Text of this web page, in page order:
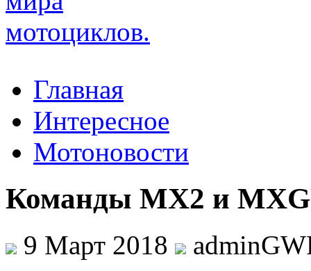
Главная
Интересное
Мотоновости
Команды MX2 и
9 Март 2018